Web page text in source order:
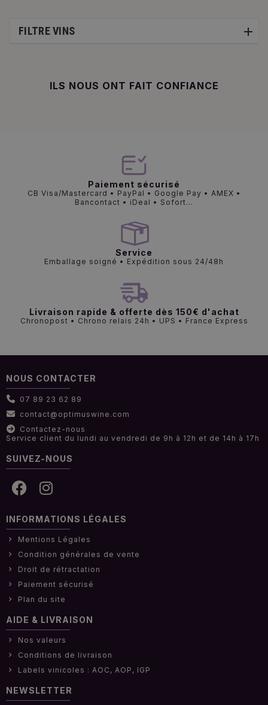
FILTRE VINS
ILS NOUS ONT FAIT CONFIANCE
Paiement sécurisé
CB Visa/Mastercard • PayPal • Google Pay • AMEX •
Bancontact • iDeal • Sofort...
Service
Emballage soigné • Expédition sous 24/48h
Livraison rapide & offerte dès 150€ d'achat
Chronopost • Chrono relais 24h • UPS • France Express
NOUS CONTACTER
07 89 23 62 89
contact@optimuswine.com
Contactez-nous
Service client du lundi au vendredi de 9h à 12h et de 14h à 17h
SUIVEZ-NOUS
INFORMATIONS LÉGALES
Mentions Légales
Condition générales de vente
Droit de rétractation
Paiement sécurisé
Plan du site
AIDE & LIVRAISON
Nos valeurs
Conditions de livraison
Labels vinicoles : AOC, AOP, IGP
NEWSLETTER